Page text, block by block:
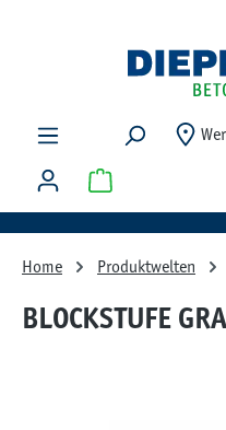
Warenkorb
Home Produktwelten
BLOCKSTUFE